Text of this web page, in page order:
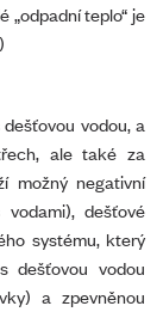
„odpadní teplo“ je
vodou, a
ale také za
možný negativní
dešťové
systému, který
dešťovou vodou
a zpevněnou